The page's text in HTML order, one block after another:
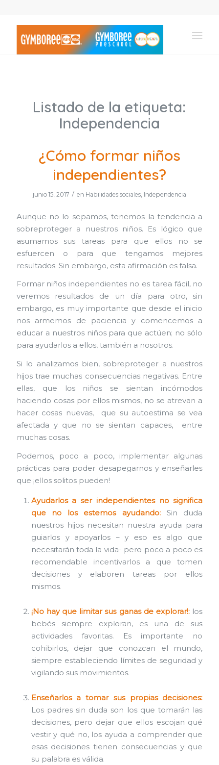
Listado de la etiqueta:
Independencia
¿Cómo formar niños
independientes?
junio 15, 2017 / en Habilidades sociales, Independencia
Aunque no lo sepamos, tenemos la tendencia a
sobreproteger a nuestros niños. Es lógico que
asumamos sus tareas para que ellos no se
esfuercen o para que tengamos mejores
resultados. Sin embargo, esta afirmación es falsa.
Formar niños independientes no es tarea fácil, no
veremos resultados de un día para otro, sin
embargo, es muy importante que desde el inicio
nos armemos de paciencia y comencemos a
educar a nuestros niños para que actúen; no sólo
para ayudarlos a ellos, también a nosotros.
Si lo analizamos bien, sobreproteger a nuestros
hijos trae muchas consecuencias negativas. Entre
ellas, que los niños se sientan incómodos
haciendo cosas por ellos mismos, no se atrevan a
hacer cosas nuevas, que su autoestima se vea
afectada y que no se sientan capaces, entre
muchas cosas.
Podemos, poco a poco, implementar algunas
prácticas para poder desapegarnos y enseñarles
que ¡ellos solitos pueden!
Ayudarlos a ser independientes no significa
que no los estemos ayudando:Sin duda
nuestros hijos necesitan nuestra ayuda para
guiarlos y apoyarlos – y eso es algo que
necesitarán toda la vida- pero poco a poco es
recomendable incentivarlos a que tomen
decisiones y elaboren tareas por ellos
mismos.
¡No hay que limitar sus ganas de explorar!: los
bebés siempre exploran, es una de sus
actividades favoritas. Es importante no
cohibirlos, dejar que conozcan el mundo,
siempre estableciendo límites de seguridad y
vigilando sus movimientos.
Enseñarlos a tomar sus propias decisiones:
Los padres sin duda son los que tomarán las
decisiones, pero dejar que ellos escojan qué
vestir y qué no, los ayuda a comprender que
esas decisiones tienen consecuencias y que
su palabra es válida.